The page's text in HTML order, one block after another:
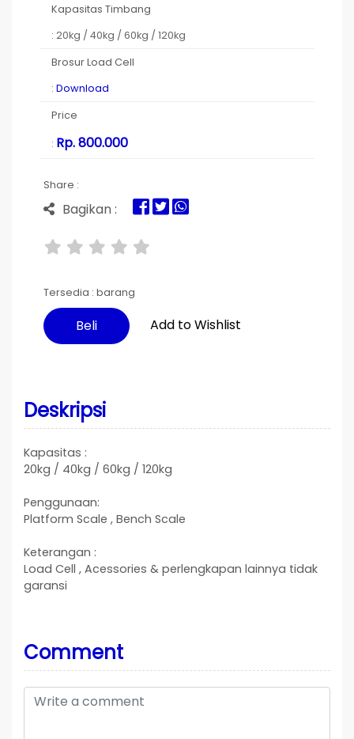
Kapasitas Timbang
: 20kg / 40kg / 60kg / 120kg
Brosur Load Cell
: Download
Price
: Rp. 800.000
Share :
Bagikan :
Tersedia : barang
Beli Add to Wishlist
Deskripsi
Kapasitas :
20kg / 40kg / 60kg / 120kg
Penggunaan:
Platform Scale , Bench Scale
Keterangan :
Load Cell , Acessories & perlengkapan lainnya tidak
garansi
Comment